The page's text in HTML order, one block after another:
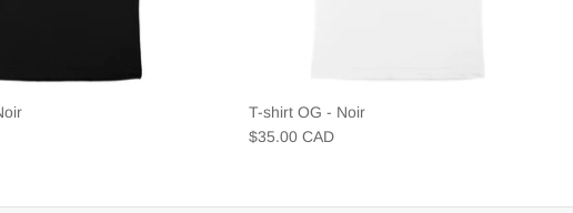
T-shirt OG - Noir
$35.00 CAD